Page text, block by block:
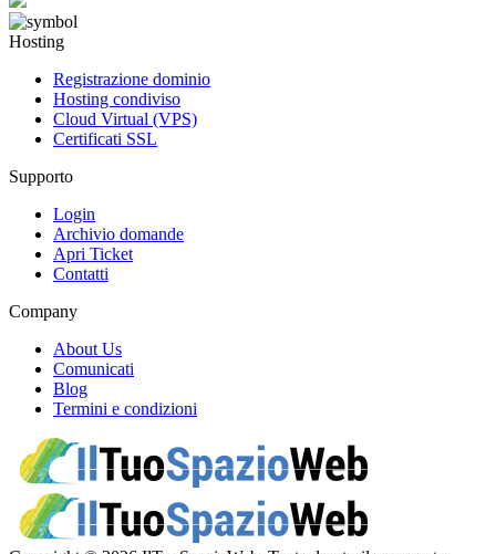
Hosting
Registrazione dominio
Hosting condiviso
Cloud Virtual (VPS)
Certificati SSL
Supporto
Login
Archivio domande
Apri Ticket
Contatti
Company
About Us
Comunicati
Blog
Termini e condizioni